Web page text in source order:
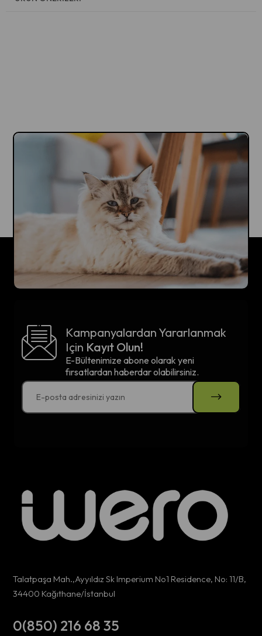
Kampanyalardan Yararlanmak
Için Kayıt Olun!
E-Bültenimize abone olarak yeni
fırsatlardan haberdar olabilirsiniz.
Talatpaşa Mah.,Ayyıldız Sk Imperium No1 Residence, No: 11/B,
34400 Kağıthane/İstanbul
0(850) 216 68 35